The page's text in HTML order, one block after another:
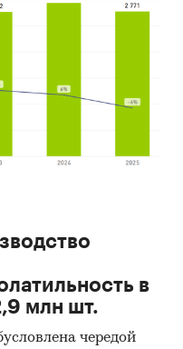
в
млн шт.
чередой